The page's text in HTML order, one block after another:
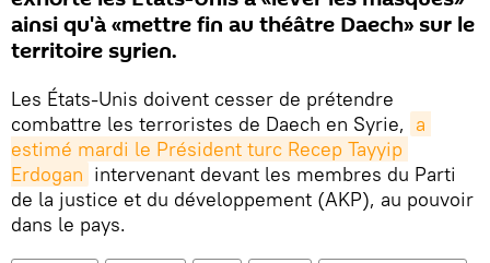
ainsi qu'à «mettre fin au théâtre Daech» sur le
territoire syrien.
Les États-Unis doivent cesser de prétendre
combattre les terroristes de Daech en Syrie, a
estimé mardi le Président turc Recep Tayyip
Erdogan intervenant devant les membres du Parti
de la justice et du développement (AKP), au pouvoir
dans le pays.